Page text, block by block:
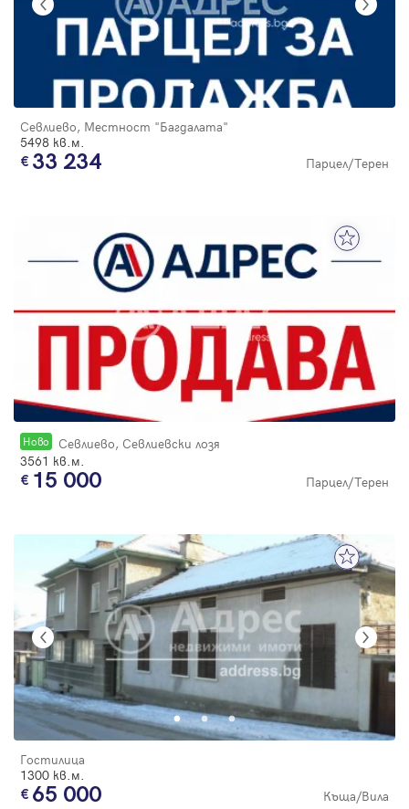
Севлиево, Местност "Багдалата"
5498 кв.м.
33 234 Парцел/Терен
Новo
Севлиево, Севлиевски лозя
3561 кв.м.
15 000 Парцел/Терен
Гостилица
1300 кв.м.
65 000 Къща/Вила